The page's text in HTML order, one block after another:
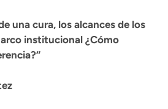
una cura, los alcances de los
institucional ¿Cómo